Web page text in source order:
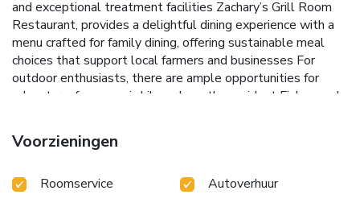
and exceptional treatment facilities Zachary’s Grill Room
Restaurant, provides a delightful dining experience with a
menu crafted for family dining, offering sustainable meal
choices that support local farmers and businesses For
outdoor enthusiasts, there are ample opportunities for
adventure, from scenic hikes along the resident Fisherman's
the Estate." "Central Knysna is is within 15 minutes' drive
and George is 43 mi from Pezula Hotel.
Voorzieningen
Roomservice
Autoverhuur